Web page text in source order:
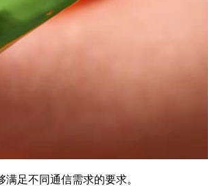
足不同通信需求的要求。